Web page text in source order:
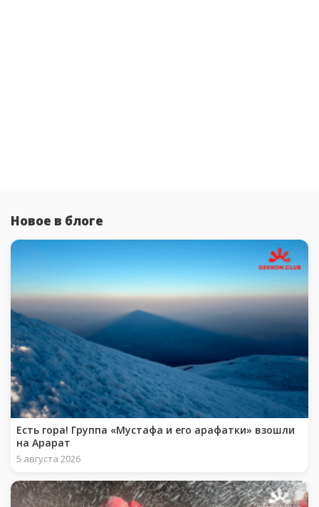
Новое в блоге
Есть гора! Группа «Мустафа и его арафатки» взошли
на Арарат
5 августа 2026